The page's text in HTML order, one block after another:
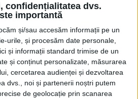
confidențialitatea dvs.
importantă
și/sau accesăm informații pe un
urile, și procesăm date personale,
și informații standard trimise de un
și conținut personalizate, măsurarea
cercetarea audienței și dezvoltarea
dvs., noi și partenerii noștri putem
de geolocație prin scanarea
VII cred că ar fi bun pentru
noi pe mai departe. Oricum,
noi o să încercăm să mai
urcăm
5 FEBRUARIE, 2025